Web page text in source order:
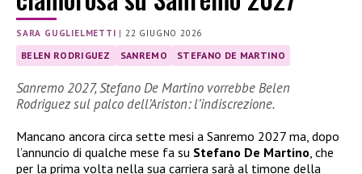
SARA GUGLIELMETTI |22 GIUGNO 2026
BELEN RODRIGUEZ SANREMO STEFANO DE MARTINO
Sanremo 2027, Stefano De Martino vorrebbe Belen
Rodriguez sul palco dell’Ariston: l’indiscrezione.
Mancano ancora circa sette mesi a Sanremo 2027 ma, dopo
l’annuncio di qualche mese fa su Stefano De Martino, che
per la prima volta nella sua carriera sarà al timone della